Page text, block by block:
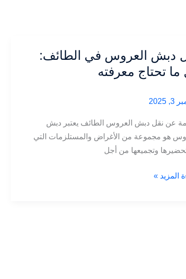
دبش العروس في الطائف:
تحتاج معرفته
عن نقل دبش العروس الطائف يعتبر دبش
هو مجموعة من الأغراض والمستلزمات التي
وتجميعها من أجل
المزيد »